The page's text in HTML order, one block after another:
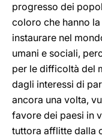
progresso dei
coloro che hanno
instaurare nel
umani e sociali,
per le difficoltà del
dagli interessi di
ancora una volta,
favore dei paesi in
tuttora afflitte dalla